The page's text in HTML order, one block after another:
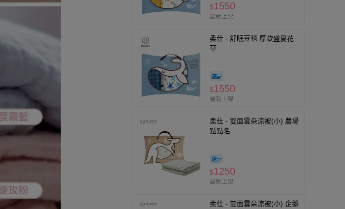
$1550
最新上架
柔仕 - 舒眠豆毯 厚款盛夏花
草
$1550
最新上架
柔仕 - 雙面雲朵涼被(小) 農場
點點名
$1250
最新上架
柔仕 - 雙面雲朵涼被(小) 企鵝